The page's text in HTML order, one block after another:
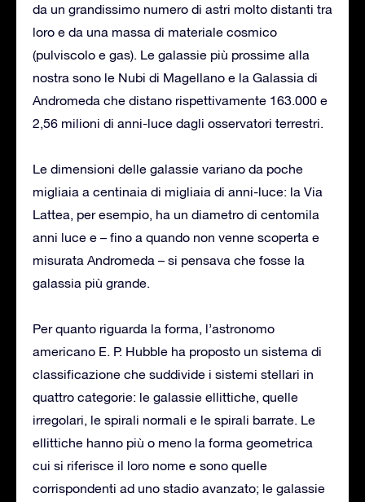
da un grandissimo numero di astri molto distanti tra
loro e da una massa di materiale cosmico
(pulviscolo e gas). Le galassie più prossime alla
nostra sono le Nubi di Magellano e la Galassia di
Andromeda che distano rispettivamente 163.000 e
2,56 milioni di anni-luce dagli osservatori terrestri.
Le dimensioni delle galassie variano da poche
migliaia a centinaia di migliaia di anni-luce: la Via
Lattea, per esempio, ha un diametro di centomila
anni luce e – fino a quando non venne scoperta e
misurata Andromeda – si pensava che fosse la
galassia più grande.
Per quanto riguarda la forma, l’astronomo
americano E. P. Hubble ha proposto un sistema di
classificazione che suddivide i sistemi stellari in
quattro categorie: le galassie ellittiche, quelle
irregolari, le spirali normali e le spirali barrate. Le
ellittiche hanno più o meno la forma geometrica
cui si riferisce il loro nome e sono quelle
corrispondenti ad uno stadio avanzato; le galassie